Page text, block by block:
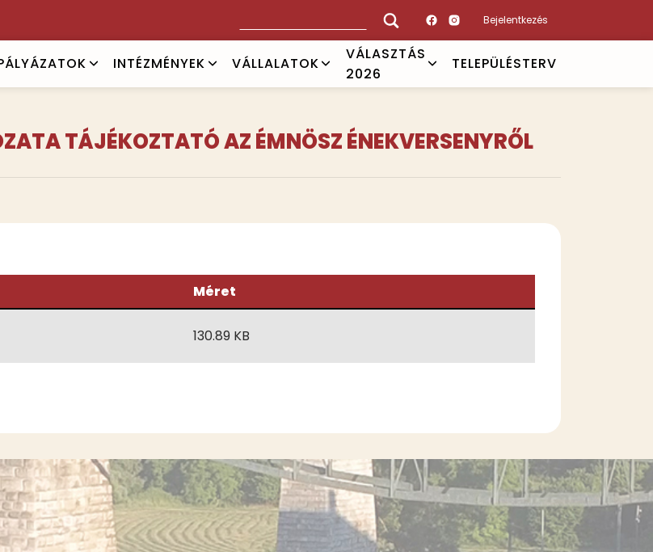
Bejelentkezés
INTÉZMÉNYEK VÁLLALATOK
VÁLASZTÁS
2026
TELEPÜLÉSTERV
TÁJÉKOZTATÓ AZ ÉMNÖSZ ÉNEKVERSENYRŐL
Méret
130.89 KB